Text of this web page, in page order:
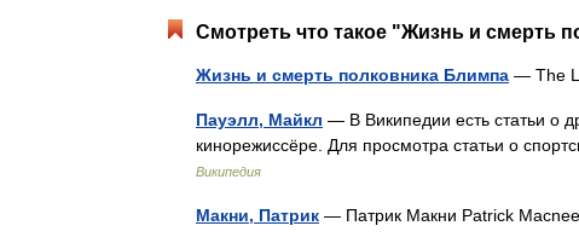
Смотреть что такое "Жизнь и смерть
Жизнь и смерть полковника Блимпа — The
Пауэлл, Майкл — В Википедии есть статьи о
кинорежиссёре. Для просмотра статьи о
Википедия
Макни, Патрик — Патрик Макни Patrick